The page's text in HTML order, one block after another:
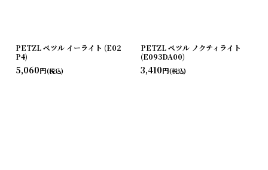
PETZL ペツル イーライト (E02
P4)
5,060円(税込)
PETZL ペツル ノクティライト
(E093DA00)
3,410円(税込)